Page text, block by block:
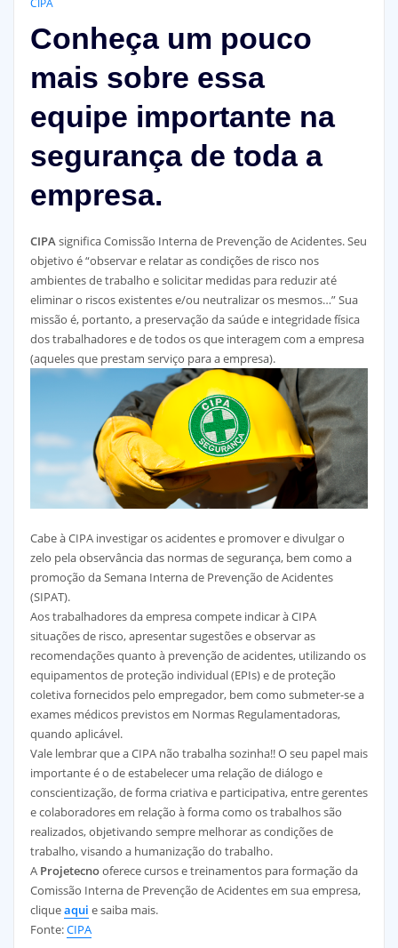
Conheça um pouco
mais sobre essa
equipe importante na
segurança de toda a
empresa.
CIPAsignifica Comissão Interna de Prevenção de Acidentes. Seu
objetivo é “observar e relatar as condições de risco nos
ambientes de trabalho e solicitar medidas para reduzir até
eliminar o riscos existentes e/ou neutralizar os mesmos…” Sua
missão é, portanto, a preservação da saúde e integridade física
dos trabalhadores e de todos os que interagem com a empresa
(aqueles que prestam serviço para a empresa).
Cabe à CIPA investigar os acidentes e promover e divulgar o
zelo pela observância das normas de segurança, bem como a
promoção da Semana Interna de Prevenção de Acidentes
(SIPAT).
Aos trabalhadores da empresa compete indicar à CIPA
situações de risco, apresentar sugestões e observar as
recomendações quanto à prevenção de acidentes, utilizando os
equipamentos de proteção individual (EPIs) e de proteção
coletiva fornecidos pelo empregador, bem como submeter-se a
exames médicos previstos em Normas Regulamentadoras,
quando aplicável.
Vale lembrar que a CIPA não trabalha sozinha!! O seu papel mais
importante é o de estabelecer uma relação de diálogo e
conscientização, de forma criativa e participativa, entre gerentes
e colaboradores em relação à forma como os trabalhos são
realizados, objetivando sempre melhorar as condições de
trabalho, visando a humanização do trabalho.
A Projetecnooferece cursos e treinamentos para formação da
Comissão Interna de Prevenção de Acidentes em sua empresa,
cliqueaqui e saiba mais.
Fonte:CIPA